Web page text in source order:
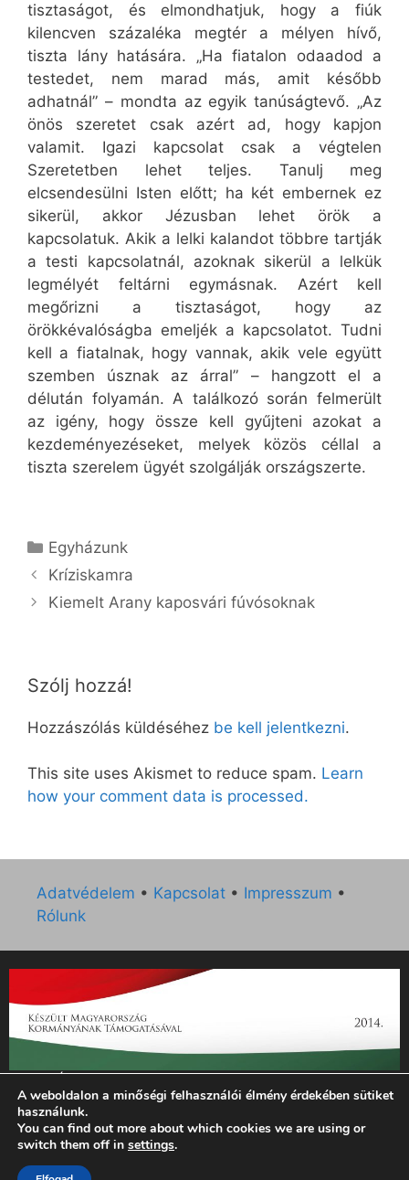
tisztaságot, és elmondhatjuk, hogy a fiúk
kilencven százaléka megtér a mélyen hívő,
tiszta lány hatására. „Ha fiatalon odaadod a
testedet, nem marad más, amit később
adhatnál” – mondta az egyik tanúságtevő. „Az
önös szeretet csak azért ad, hogy kapjon
valamit. Igazi kapcsolat csak a végtelen
Szeretetben lehet teljes. Tanulj meg
elcsendesülni Isten előtt; ha két embernek ez
sikerül, akkor Jézusban lehet örök a
kapcsolatuk. Akik a lelki kalandot többre tartják
a testi kapcsolatnál, azoknak sikerül a lelkük
legmélyét feltárni egymásnak. Azért kell
megőrizni a tisztaságot, hogy az
örökkévalóságba emeljék a kapcsolatot. Tudni
kell a fiatalnak, hogy vannak, akik vele együtt
szemben úsznak az árral” – hangzott el a
délután folyamán. A találkozó során felmerült
az igény, hogy össze kell gyűjteni azokat a
kezdeményezéseket, melyek közös céllal a
tiszta szerelem ügyét szolgálják országszerte.
Kategória
Egyházunk
Kríziskamra
Kiemelt Arany kaposvári fúvósoknak
Szólj hozzá!
Hozzászólás küldéséhez be kell jelentkezni.
This site uses Akismet to reduce spam. Learn
how your comment data is processed.
Adatvédelem • Kapcsolat • Impresszum •
Rólunk
„Az Új Ember katolikus hetilap 2014. évi működésének
támogatását az EGYH-KCP-14-P-0121 sz. támogatási
szerződés keretében 3 000 000 Ft összegben támogatta az
Emberi Erőforrások Minisztériuma.”
A weboldalon a minőségi felhasználói élmény érdekében sütiket
használunk.
You can find out more about which cookies we are using or
switch them off in settings.